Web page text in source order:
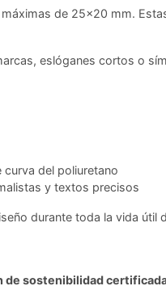
de 25x20 mm.
eslóganes cortos o
del poliuretano
y textos precisos
durante toda la vida útil
de sostenibilidad